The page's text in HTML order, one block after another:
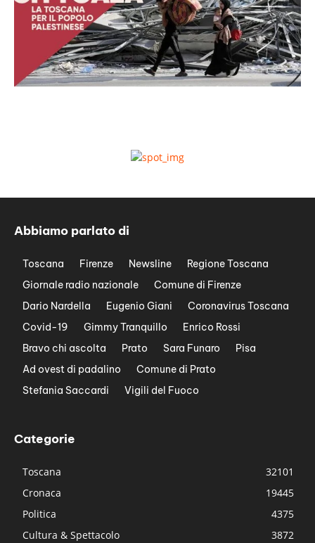
Abbiamo parlato di
Toscana Firenze Newsline
Regione Toscana
Giornale radio nazionale
Comune di Firenze
Dario Nardella
Eugenio Giani
Coronavirus Toscana
Covid-19
Gimmy Tranquillo
Enrico Rossi
Bravo chi ascolta
Prato Sara Funaro
Pisa
Ad ovest di padalino
Comune di Prato
Stefania Saccardi
Vigili del Fuoco
Categorie
Toscana
32101
Cronaca
19445
Politica
4375
Cultura & Spettacolo
3872